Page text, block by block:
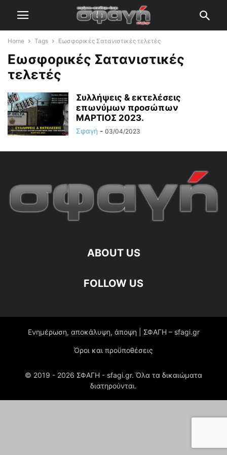
Home Tags Εωσφορικές Σατανιστικές τελετές
Εωσφορικές Σατανιστικές
τελετές
Συλλήψεις & εκτελέσεις
επωνύμων προσώπων
ΜΑΡΤΙΟΣ 2023.
Σφαγή - 03/04/2023
ABOUT US
FOLLOW US
Ενημέρωση, αποκάλυψη, άποψη | ΣΦΑΓΗ – sfagi.gr
Όροι και προϋποθέσεις
© 2019 - 2026 ΣΦΑΓΗ - sfagi.gr. Όλα τα δικαιώματα
διατηρούνται.